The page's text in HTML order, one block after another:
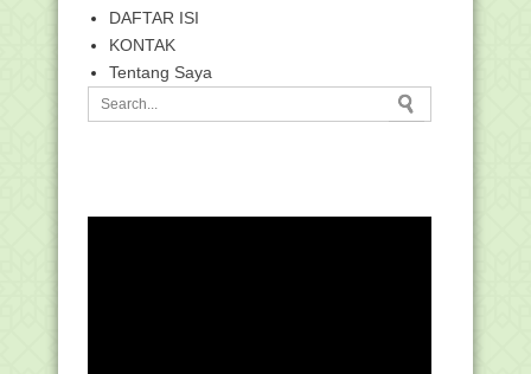
DAFTAR ISI
KONTAK
Tentang Saya